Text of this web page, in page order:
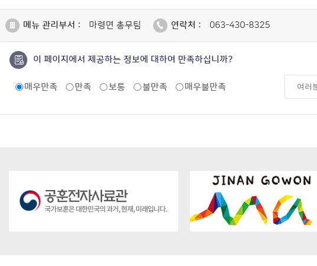
메뉴 관리부서 : 마령면 총무팀 연락처 : 063-430-8325
이 페이지에서 제공하는 정보에 대하여 만족하십니까?
매우만족 만족 보통 불만족 매우불만족